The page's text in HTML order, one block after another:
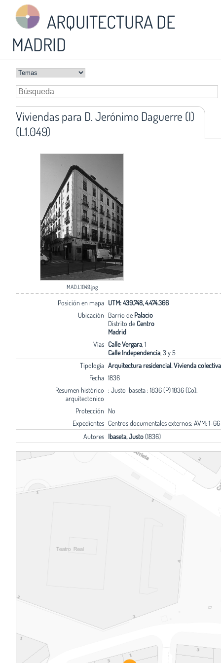
ARQUITECTURA DE
MADRID
Viviendas para D. Jerónimo Daguerre (I)
(L1.049)
MAD.L1049.jpg
Posición en mapa UTM: 439.748, 4.474.366
Ubicación Barrio de Palacio
Distrito de Centro
Madrid
Vías Calle Vergara, 1
Calle Independencia, 3 y 5
Tipología Arquitectura residencial. Vivienda colectiva
Fecha 1836
Resumen histórico
arquitectonico
: Justo Ibaseta : 1836 (P) 1836 (Co).
Protección No
Expedientes Centros documentales externos: AVM: 1-
Autores Ibaseta, Justo(1836)